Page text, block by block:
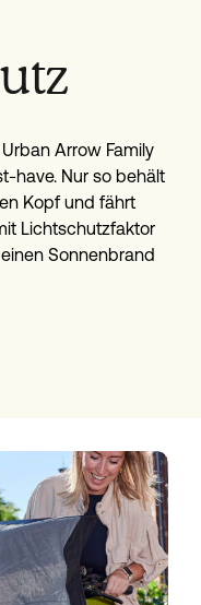
Arrow Family
have. Nur so behält
Kopf und fährt
Lichtschutzfaktor
Sonnenbrand